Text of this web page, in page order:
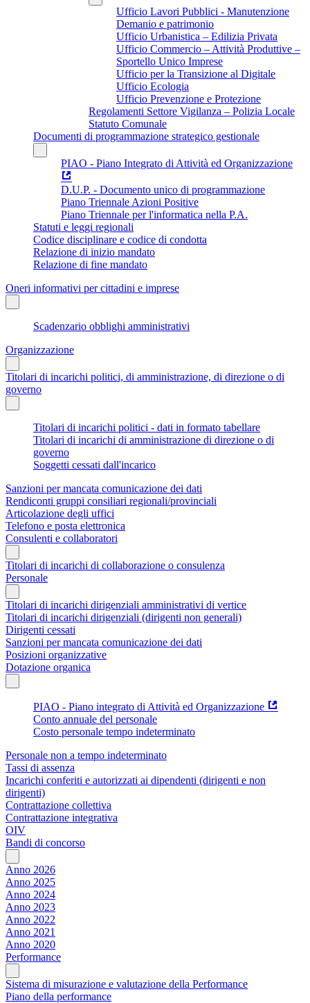
Ufficio Lavori Pubblici - Manutenzione
Demanio e patrimonio
Ufficio Urbanistica – Edilizia Privata
Ufficio Commercio – Attività Produttive –
Sportello Unico Imprese
Ufficio per la Transizione al Digitale
Ufficio Ecologia
Ufficio Prevenzione e Protezione
Regolamenti Settore Vigilanza – Polizia Locale
Statuto Comunale
Documenti di programmazione strategico gestionale
PIAO - Piano Integrato di Attività ed Organizzazione
D.U.P. - Documento unico di programmazione
Piano Triennale Azioni Positive
Piano Triennale per l'informatica nella P.A.
Statuti e leggi regionali
Codice disciplinare e codice di condotta
Relazione di inizio mandato
Relazione di fine mandato
Oneri informativi per cittadini e imprese
Scadenzario obblighi amministrativi
Organizzazione
Titolari di incarichi politici, di amministrazione, di direzione o di
governo
Titolari di incarichi politici - dati in formato tabellare
Titolari di incarichi di amministrazione di direzione o di
governo
Soggetti cessati dall'incarico
Sanzioni per mancata comunicazione dei dati
Rendiconti gruppi consiliari regionali/provinciali
Articolazione degli uffici
Telefono e posta elettronica
Consulenti e collaboratori
Titolari di incarichi di collaborazione o consulenza
Personale
Titolari di incarichi dirigenziali amministrativi di vertice
Titolari di incarichi dirigenziali (dirigenti non generali)
Dirigenti cessati
Sanzioni per mancata comunicazione dei dati
Posizioni organizzative
Dotazione organica
PIAO - Piano integrato di Attività ed Organizzazione
Conto annuale del personale
Costo personale tempo indeterminato
Personale non a tempo indeterminato
Tassi di assenza
Incarichi conferiti e autorizzati ai dipendenti (dirigenti e non
dirigenti)
Contrattazione collettiva
Contrattazione integrativa
OIV
Bandi di concorso
Anno 2026
Anno 2025
Anno 2024
Anno 2023
Anno 2022
Anno 2021
Anno 2020
Performance
Sistema di misurazione e valutazione della Performance
Piano della performance